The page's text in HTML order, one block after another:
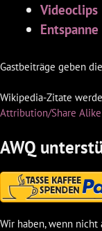
Videoclips
Gastbeiträge geben
Wikipedia-Zitate
Attribution/Share Alike
AWQ
Wir haben, wenn